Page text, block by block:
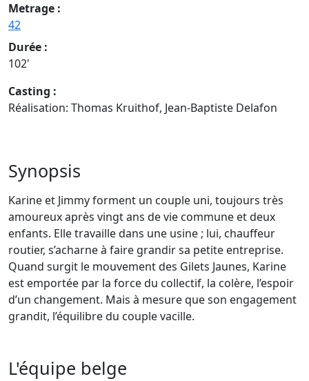
Metrage :
42
Durée :
102'
Casting :
Réalisation: Thomas Kruithof, Jean-Baptiste Delafon
Synopsis
Karine et Jimmy forment un couple uni, toujours très
amoureux après vingt ans de vie commune et deux
enfants. Elle travaille dans une usine ; lui, chauffeur
routier, s’acharne à faire grandir sa petite entreprise.
Quand surgit le mouvement des Gilets Jaunes, Karine
est emportée par la force du collectif, la colère, l’espoir
d’un changement. Mais à mesure que son engagement
grandit, l’équilibre du couple vacille.
L'équipe belge